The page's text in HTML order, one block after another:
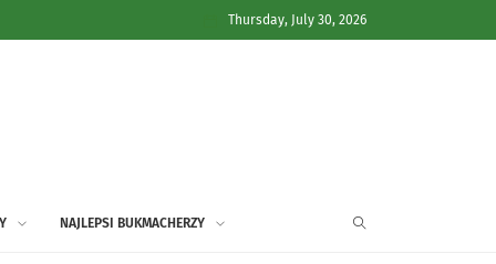
Thursday, July 30, 2026
NAJLEPSI BUKMACHERZY